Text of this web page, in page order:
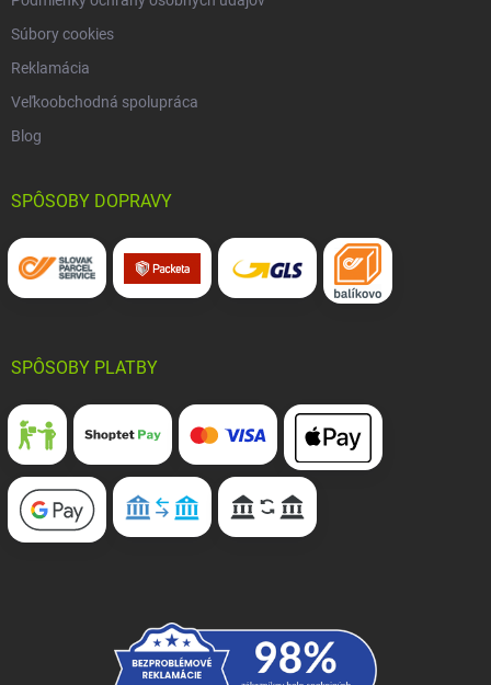
Súbory cookies
Reklamácia
Veľkoobchodná spolupráca
Blog
SPÔSOBY DOPRAVY
SPÔSOBY PLATBY